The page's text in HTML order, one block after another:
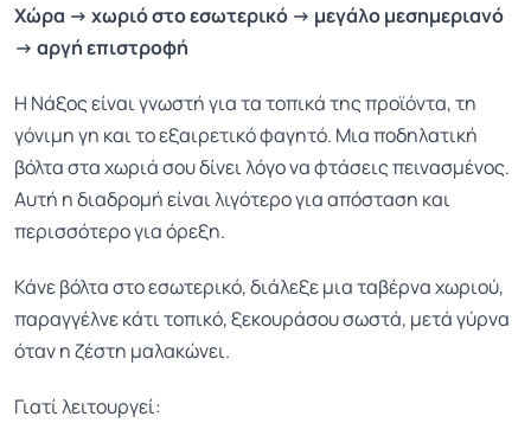
Χώρα → χωριό στο εσωτερικό → μεγάλο μεσημεριανό
→ αργή επιστροφή
Η Νάξος είναι γνωστή για τα τοπικά της προϊόντα, τη
γόνιμη γη και το εξαιρετικό φαγητό. Μια ποδηλατική
βόλτα στα χωριά σου δίνει λόγο να φτάσεις πεινασμένος.
Αυτή η διαδρομή είναι λιγότερο για απόσταση και
περισσότερο για όρεξη.
Κάνε βόλτα στο εσωτερικό, διάλεξε μια ταβέρνα χωριού,
παραγγέλνε κάτι τοπικό, ξεκουράσου σωστά, μετά γύρνα
όταν η ζέστη μαλακώνει.
Γιατί λειτουργεί: